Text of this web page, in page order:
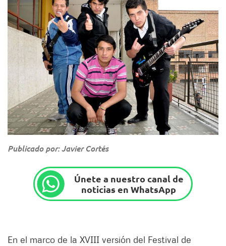
Publicado por: Javier Cortés
Únete a nuestro canal de
noticias en WhatsApp
En el marco de la XVIII versión del Festival de